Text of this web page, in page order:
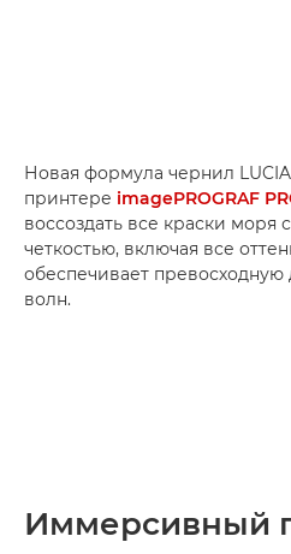
Новая формула чернил LUCIA
принтере imagePROGRAF
воссоздать все краски моря
четкостью, включая все
обеспечивает
волн.
Иммерсивный